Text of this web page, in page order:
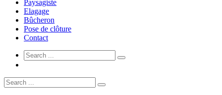
Paysagiste
Elagage
Bûcheron
Pose de clôture
Contact